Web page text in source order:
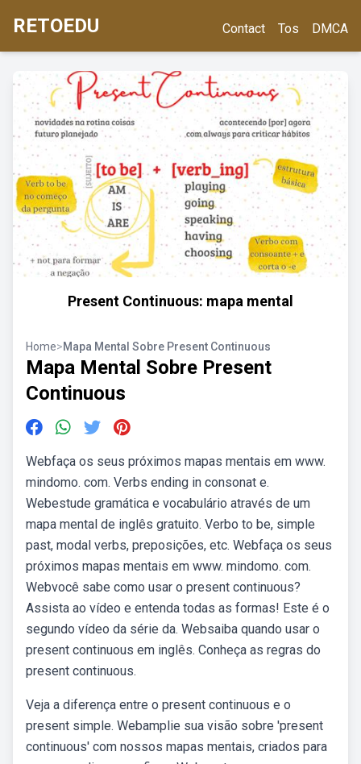
RETOEDU Contact Tos DMCA
Present Continuous: mapa mental
Home>Mapa Mental Sobre Present Continuous
Mapa Mental Sobre Present
Continuous
Webfaça os seus próximos mapas mentais em www.
mindomo. com. Verbs ending in consonat e.
Webestude gramática e vocabulário através de um
mapa mental de inglês gratuito. Verbo to be, simple
past, modal verbs, preposições, etc. Webfaça os seus
próximos mapas mentais em www. mindomo. com.
Webvocê sabe como usar o present continuous?
Assista ao vídeo e entenda todas as formas! Este é o
segundo vídeo da série da. Websaiba quando usar o
present continuous em inglês. Conheça as regras do
present continuous.
Veja a diferença entre o present continuous e o
present simple. Webamplie sua visão sobre 'present
continuous' com nossos mapas mentais, criados para